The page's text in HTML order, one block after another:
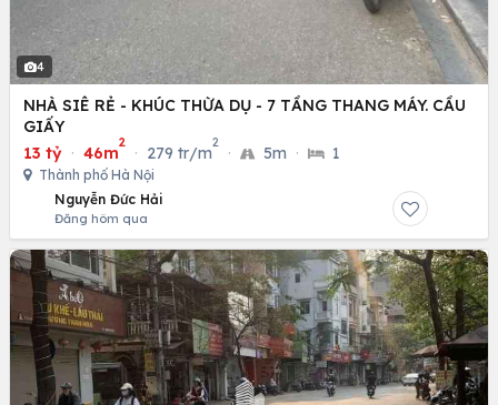
4
NHÀ SIÊ RẺ - KHÚC THỪA DỤ - 7 TẦNG THANG MÁY. CẦU
GIẤY
13 tỷ · 46m
2
· 279 tr/m
2
· 5m · 1
Thành phố Hà Nội
Nguyễn Đức Hải
Đăng hôm qua